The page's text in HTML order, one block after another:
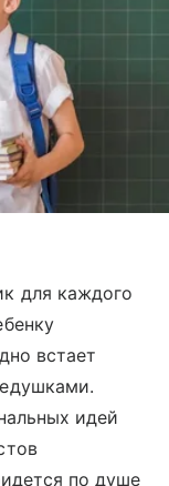
для каждого
встает
идей
по душе